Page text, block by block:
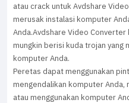
atau crack untuk Avdshare
merusak instalasi komputer
Anda.Avdshare Video
mungkin berisi kuda trojan yang
komputer Anda.
Peretas dapat menggunakan
mengendalikan komputer
atau menggunakan komputer